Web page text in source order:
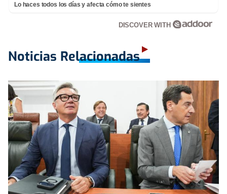
Lo haces todos los días y afecta cómo te sientes
DISCOVER WITH
Noticias Relacionadas